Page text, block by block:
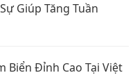
Giúp Tăng Tuần
Biển Đỉnh Cao Tại Việt